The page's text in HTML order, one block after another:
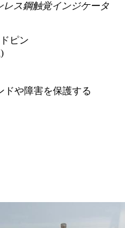
レス鋼触覚インジケータ
ピン
ドや障害を保護する